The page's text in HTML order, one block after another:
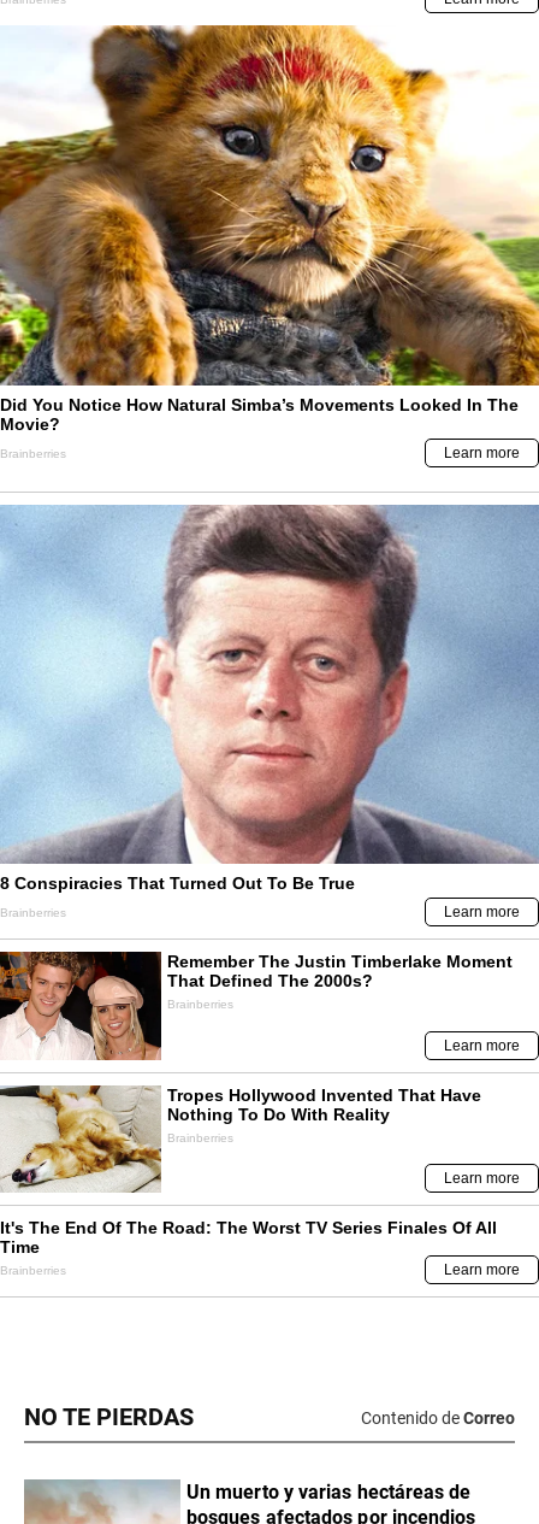
NO TE PIERDAS Contenido deCorreo
Un muerto y varias hectáreas de
bosques afectados por incendios